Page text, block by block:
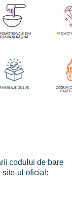
codului de bare
site-ul oficial: